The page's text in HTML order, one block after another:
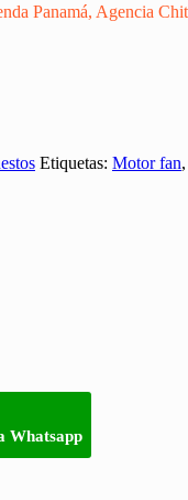
Panamá, Agencia
Etiquetas: Motor fan,
Whatsapp